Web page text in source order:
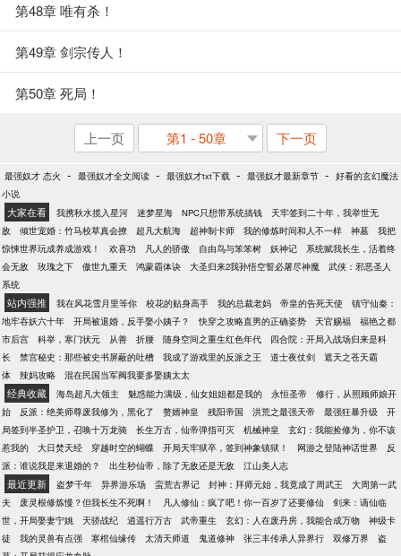
第48章 唯有杀！
第49章 剑宗传人！
第50章 死局！
上一页 第1 - 50章 下一页
最强奴才 态火 - 最强奴才全文阅读 - 最强奴才txt下载 - 最强奴才最新章节 - 好看的玄幻魔法
小说
大家在看 我携秋水揽入星河 迷梦星海 NPC只想带系统搞钱
天牢签到二十年，我举世无
敌
倾世宠婚：竹马校草真会撩 超凡大航海 超神制卡师 我的修炼时间和人不一样 神墓
我把
惊悚世界玩成养成游戏！
欢喜功 凡人的骄傲 自由鸟与笨笨树 妖神记
系统赋我长生，活着终
会无敌
玫瑰之下 傲世九重天 鸿蒙霸体诀 大圣归来2我孙悟空誓必屠尽神魔
武侠：邪恶圣人
系统
站内强推 我在风花雪月里等你 校花的贴身高手 我的总裁老妈 帝皇的告死天使
镇守仙秦：
地牢吞妖六十年
开局被退婚，反手娶小姨子？ 快穿之攻略直男的正确姿势 天官赐福
福艳之都
市后宫
科举，寒门状元 从善 折腰 随身空间之重生红色年代
四合院：开局入战场归来是科
长
禁宫秘史：那些被史书屏蔽的吐槽 我成了游戏里的反派之王 道士夜仗剑
遮天之苍天霸
体
辣妈攻略 混在民国当军阀我要多娶姨太太
经典收藏 海岛超凡大领主 魅惑能力满级，仙女姐姐都是我的 永恒圣帝
修行，从照顾师娘开
始
反派：绝美师尊废我修为，黑化了 赘婿神皇 残阳帝国 洪荒之最强天帝 最强狂暴升级
开
局签到半圣护卫，召唤十万龙骑
长生万古，仙帝弹指可灭 机械神皇
玄幻：我能捡修为，你不该
惹我的
大日焚天经 穿越时空的蝴蝶 开局天牢狱卒，签到神象镇狱！ 网游之登陆神话世界
反
派：谁说我是来退婚的？
出生秒仙帝，除了无敌还是无敌 江山美人志
最近更新 盗梦千年 异界游乐场 蛮荒古界记 封神：拜师元始，我竟成了周武王
大周第一武
夫
废灵根修炼慢？但我长生不死啊！ 凡人修仙：疯了吧！你一百岁了还要修仙
剑来：谪仙临
世，开局娶妻宁姚
天骄战纪 逍遥行万古 武帝重生 玄幻：人在废丹房，我能合成万物
神级卡
徒
我的灵兽有点强 寒棺仙缘传 太清天师道 鬼道修神 张三丰传承人异界行 双修万界
盗